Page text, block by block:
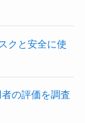
クと安全に使
の評価を調査